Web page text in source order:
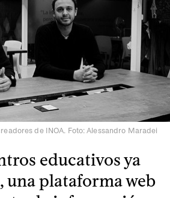
de INOA. Foto: Alessandro Maradei
educativos ya
una plataforma web